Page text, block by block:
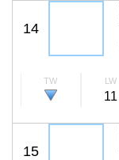
14
TW LW
11
15